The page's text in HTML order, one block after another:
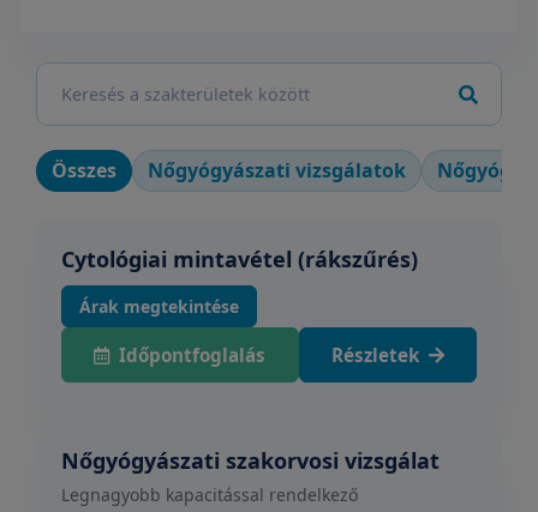
Összes Nőgyógyászati vizsgálatok
Cytológiai mintavétel (rákszűrés)
Árak megtekintése
Időpontfoglalás Részletek
Nőgyógyászati szakorvosi vizsgálat
Legnagyobb kapacitással rendelkező